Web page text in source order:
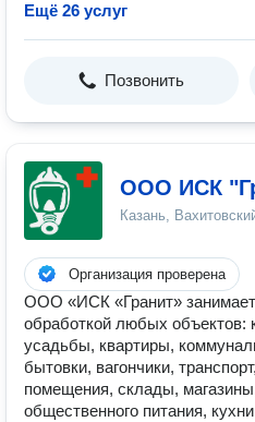
Ещё 26 услуг
Позвонить
ООО ИСК
Казань,
Организация проверена
ООО «ИСК «Гранит»
обработкой любых объектов:
усадьбы, квартиры,
бытовки, вагончики,
помещения, склады,
общественного питания,